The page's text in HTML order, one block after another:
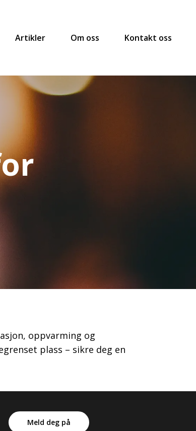
Artikler Om oss Kontakt oss
oppvarming og
plass – sikre deg en
Meld deg på